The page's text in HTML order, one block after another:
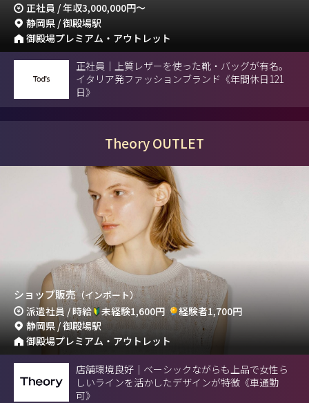
正社員 / 年収3,000,000円～
静岡県 / 御殿場駅
御殿場プレミアム・アウトレット
正社員｜上質レザーを使った靴・バッグが有名。
イタリア発ファッションブランド《年間休日121
日》
Theory OUTLET
ショップ販売（インポート）
派遣社員 / 時給 未経験1,600円
経験者1,700円
静岡県 / 御殿場駅
御殿場プレミアム・アウトレット
店舗環境良好｜ベーシックながらも上品で女性ら
しいラインを活かしたデザインが特徴《車通勤
可》